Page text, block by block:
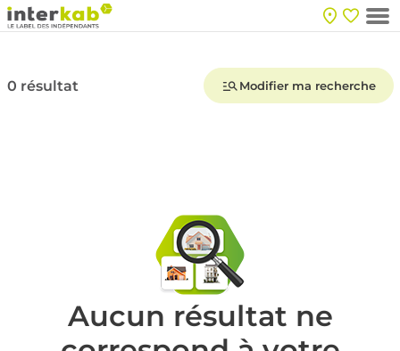
0 résultat Modifier ma recherche
Aucun résultat ne